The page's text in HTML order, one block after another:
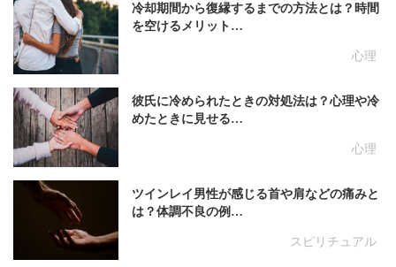
心理
冷却期間から復縁するまでの方法とは？時間
を空けるメリット…
心理
彼氏に冷められたときの対処法は？心理や冷
めたときに見せる…
スピリチュアル
ツインレイ男性が感じる首や肩などの痛みと
は？体調不良の例…